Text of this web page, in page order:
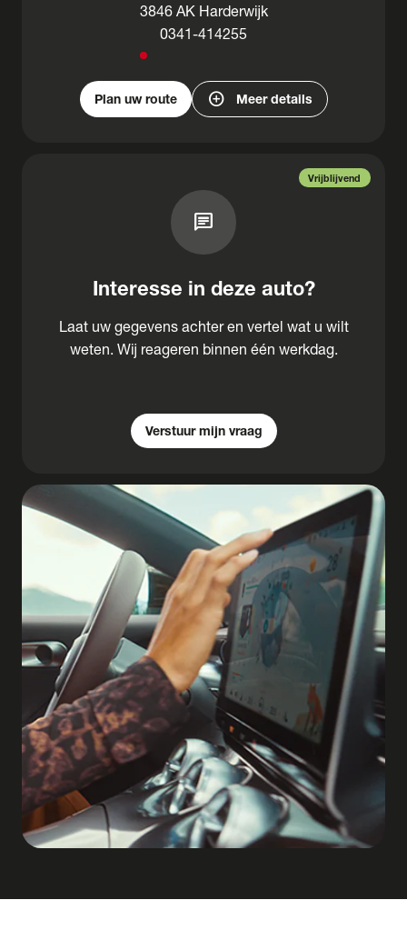
3846 AK Harderwijk
0341-414255
Plan uw route add_circle Meer details
Vrijblijvend
chat
Interesse in deze auto?
Laat uw gegevens achter en vertel wat u wilt
weten. Wij reageren binnen één werkdag.
Verstuur mijn vraag